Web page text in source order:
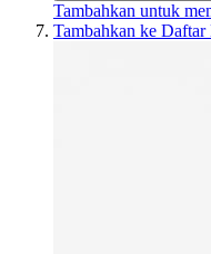
Tambahkan untuk
Tambahkan ke